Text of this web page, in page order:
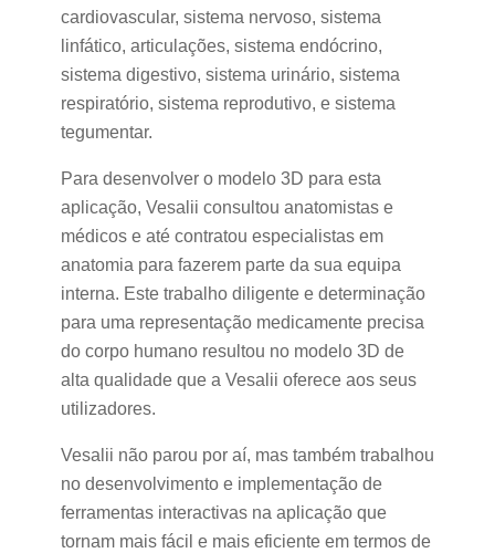
cardiovascular, sistema nervoso, sistema
linfático, articulações, sistema endócrino,
sistema digestivo, sistema urinário, sistema
respiratório, sistema reprodutivo, e sistema
tegumentar.
Para desenvolver o modelo 3D para esta
aplicação, Vesalii consultou anatomistas e
médicos e até contratou especialistas em
anatomia para fazerem parte da sua equipa
interna. Este trabalho diligente e determinação
para uma representação medicamente precisa
do corpo humano resultou no modelo 3D de
alta qualidade que a Vesalii oferece aos seus
utilizadores.
Vesalii não parou por aí, mas também trabalhou
no desenvolvimento e implementação de
ferramentas interactivas na aplicação que
tornam mais fácil e mais eficiente em termos de